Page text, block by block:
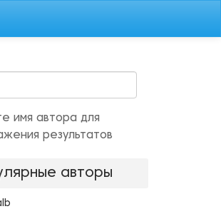
имя автора для
результатов
авторы